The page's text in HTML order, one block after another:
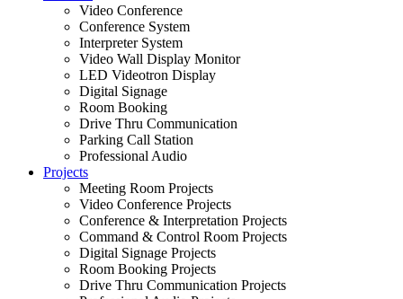
Video Conference
Conference System
Interpreter System
Video Wall Display Monitor
LED Videotron Display
Digital Signage
Room Booking
Drive Thru Communication
Parking Call Station
Professional Audio
Projects
Meeting Room Projects
Video Conference Projects
Conference & Interpretation Projects
Command & Control Room Projects
Digital Signage Projects
Room Booking Projects
Drive Thru Communication Projects